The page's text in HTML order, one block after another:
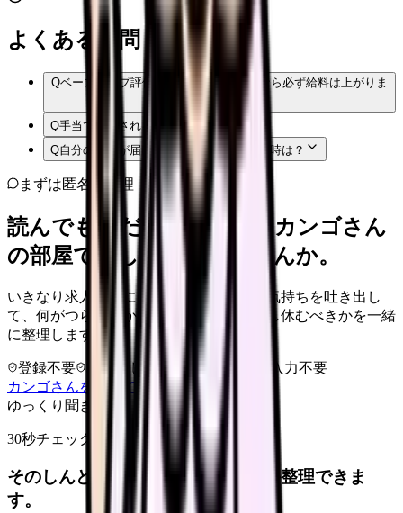
よくある質問
Qベースアップ評価料を取っている病院なら必ず給料は上がりま
すか？
Q手当で支給されるのは損ですか？
Q自分の病院が届け出ているか分からない時は？
まずは匿名で整理
読んでもまだ苦しいなら、カンゴさん
の部屋で少し話してみませんか。
いきなり求人相談には進みません。今の気持ちを吐き出し
て、何がつらいのか、辞めるべきか、少し休むべきかを一緒
に整理します。
登録不要 求人押し売りなし
病院名は入力不要
カンゴさんを知ってから相談する
ゆっくり聞きます
30秒チェック
そのしんどさ、転職すべきサインか整理できま
す。